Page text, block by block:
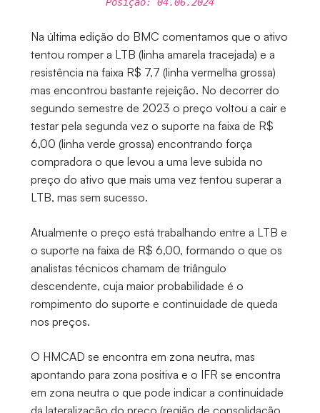
Posição: 04.06.2024
Na última edição do BMC comentamos que o ativo
tentou romper a LTB (linha amarela tracejada) e a
resistência na faixa R$ 7,7 (linha vermelha grossa)
mas encontrou bastante rejeição. No decorrer do
segundo semestre de 2023 o preço voltou a cair e
testar pela segunda vez o suporte na faixa de R$
6,00 (linha verde grossa) encontrando força
compradora o que levou a uma leve subida no
preço do ativo que mais uma vez tentou superar a
LTB, mas sem sucesso.
Atualmente o preço está trabalhando entre a LTB e
o suporte na faixa de R$ 6,00, formando o que os
analistas técnicos chamam de triângulo
descendente, cuja maior probabilidade é o
rompimento do suporte e continuidade de queda
nos preços.
O HMCAD se encontra em zona neutra, mas
apontando para zona positiva e o IFR se encontra
em zona neutra o que pode indicar a continuidade